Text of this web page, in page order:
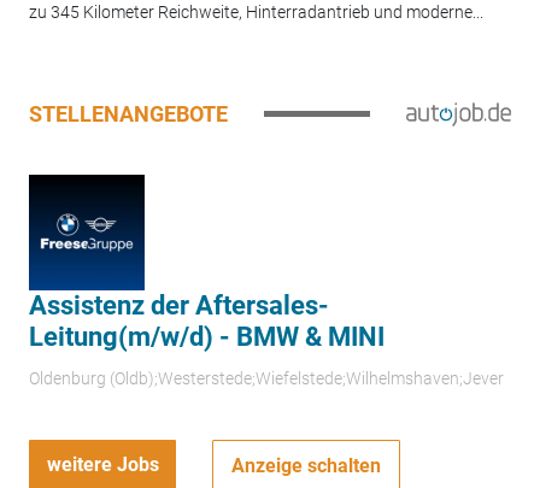
zu 345 Kilometer Reichweite, Hinterradantrieb und moderne...
STELLENANGEBOTE
Assistenz der Aftersales-
Leitung(m/w/d) - BMW & MINI
Oldenburg (Oldb);Westerstede;Wiefelstede;Wilhelmshaven;Jever
weitere Jobs Anzeige schalten